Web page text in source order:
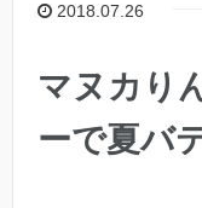
2018.07.26
マヌカり
ーで夏バ